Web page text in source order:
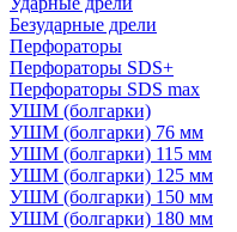
Безударные дрели
Перфораторы
Перфораторы SDS+
Перфораторы SDS max
УШМ (болгарки)
УШМ (болгарки) 76 мм
УШМ (болгарки) 115 мм
УШМ (болгарки) 125 мм
УШМ (болгарки) 150 мм
УШМ (болгарки) 180 мм